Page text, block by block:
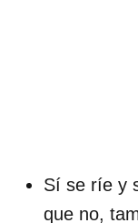
Sí se ríe y
que no,